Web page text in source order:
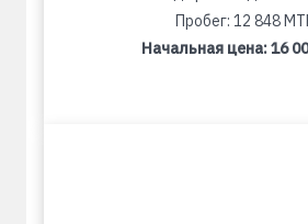
Пробег: 12 848
Начальная цена:16